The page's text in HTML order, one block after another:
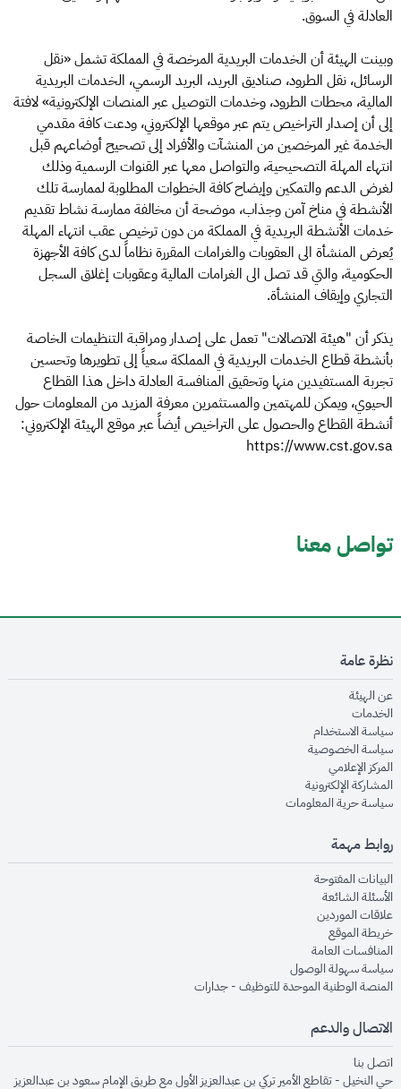
العادلة في السوق.
وبينت الهيئة أن الخدمات البريدية المرخصة في المملكة تشمل «نقل
الرسائل، نقل الطرود، صناديق البريد، البريد الرسمي، الخدمات البريدية
المالية، محطات الطرود، وخدمات التوصيل عبر المنصات الإلكترونية» لافتة
إلى أن إصدار التراخيص يتم عبر موقعها الإلكتروني، ودعت كافة مقدمي
الخدمة غير المرخصين من المنشآت والأفراد إلى تصحيح أوضاعهم قبل
انتهاء المهلة التصحيحية، والتواصل معها عبر القنوات الرسمية وذلك
لغرض الدعم والتمكين وإيضاح كافة الخطوات المطلوبة لممارسة تلك
الأنشطة في مناخ آمن وجذاب، موضحة أن مخالفة ممارسة نشاط تقديم
خدمات الأنشطة البريدية في المملكة من دون ترخيص عقب انتهاء المهلة
یُعرض المنشأة الى العقوبات والغرامات المقررة نظاماً لدى كافة الأجھزة
الحكومیة، والتي قد تصل الى الغرامات المالیة وعقوبات إغلاق السجل
التجاري وإيقاف المنشأة.
يذكر أن "هيئة الاتصالات" تعمل على إصدار ومراقبة التنظيمات الخاصة
بأنشطة قطاع الخدمات البريدية في المملكة سعياً إلى تطويرها وتحسين
تجربة المستفيدين منها وتحقيق المنافسة العادلة داخل هذا القطاع
الحيوي، ويمكن للمهتمين والمستثمرين معرفة المزيد من المعلومات حول
أنشطة القطاع والحصول على التراخيص أيضاً عبر موقع الهيئة الإلكتروني:
https://www.cst.gov.sa
تواصل معنا
نظرة عامة
عن الهيئةopens in new window
الخدماتopens in new window
سياسة الاستخدام
سياسة الخصوصيةopens in new window
المركز الإعلاميopens in new window
المشاركة الإلكترونيةopens in new window
سياسة حرية المعلوماتopens in new window
روابط مهمة
البيانات المفتوحةopens in new window
الأسئلة الشائعةopens in new window
علاقات الموردينopens in new window
خريطة الموقعopens in new window
المنافسات العامةopens in new window
سياسة سهولة الوصولopens in new window
المنصة الوطنية الموحدة للتوظيف - جداراتopens in new window
الاتصال والدعم
اتصل بنا
حي النخيل - تقاطع الأمير تركي بن عبدالعزيز الأول مع طريق الإمام سعود بن عبدالعزيز